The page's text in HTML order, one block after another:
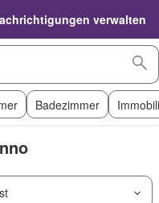
verwalten
Badezimmer